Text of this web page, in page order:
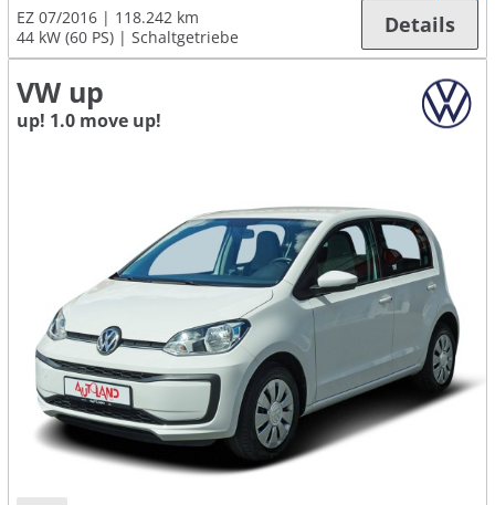
EZ 07/2016
118.242 km
44 kW (60 PS)
Schaltgetriebe Details
VW up
up! 1.0 move up!